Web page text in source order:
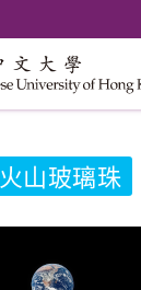
火山玻璃珠